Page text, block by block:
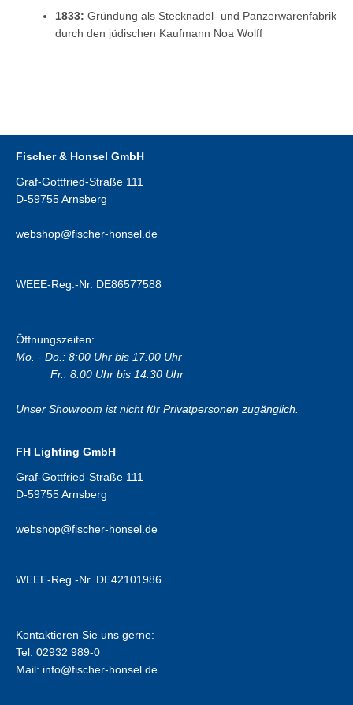
1833: Gründung als Stecknadel- und Panzerwarenfabrik
durch den jüdischen Kaufmann Noa Wolff
Fischer & Honsel GmbH
Graf-Gottfried-Straße 111
D-59755 Arnsberg
webshop@fischer-honsel.de
WEEE-Reg.-Nr. DE86577588
Öffnungszeiten:
Mo. - Do.: 8:00 Uhr bis 17:00 Uhr
Fr.: 8:00 Uhr bis 14:30 Uhr
Unser Showroom ist nicht für Privatpersonen zugänglich.
FH Lighting GmbH
Graf-Gottfried-Straße 111
D-59755 Arnsberg
webshop@fischer-honsel.de
WEEE-Reg.-Nr. DE42101986
Kontaktieren Sie uns gerne:
Tel: 02932 989-0
Mail: info@fischer-honsel.de